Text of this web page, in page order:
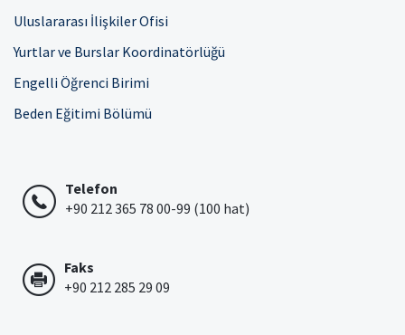
Uluslararası İlişkiler Ofisi
Yurtlar ve Burslar Koordinatörlüğü
Engelli Öğrenci Birimi
Beden Eğitimi Bölümü
Telefon
+90 212 365 78 00-99 (100 hat)
Faks
+90 212 285 29 09